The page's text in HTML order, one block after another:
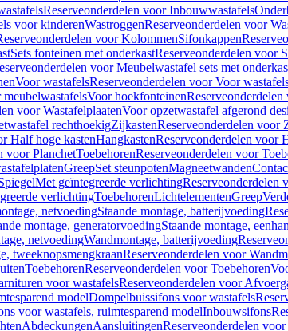
Reserveonderdelen voor Inbouwwastafels
voor kinderenWastroggenReserveonderdelen voor
voor KolommenSifonkappen
Sets fonteinen met onderkastReserveonderdelen voor
voor Meubelwastafel sets met
Voor wastafelsReserveonderdelen voor Voor
Voor hoekfonteinen
voor WastafelplaatenVoor opzetwastafel afgerond
rechthoekigZijkastenReserveonderdelen voor
Half hoge kastenHangkastenReserveonderdelen voor
voor PlanchetToebehorenReserveonderdelen voor
GreepSet steunpotenMagneetwanden
Met geïntegreerde verlichtingReserveonderdelen
verlichtingToebehorenLichtelementenGreep
netvoedingStaande montage, batterijvoeding
montage, generatorvoedingStaande montage,
netvoedingWandmontage, batterijvoeding
tweeknopsmengkraanReserveonderdelen voor
ToebehorenReserveonderdelen voor Toebehoren
voor wastafelsReserveonderdelen voor
modelDompelbuissifons voor wastafels
voor wastafels, ruimtesparend modelInbouwsifons
AbdeckungenAansluitingenReserveonderdelen